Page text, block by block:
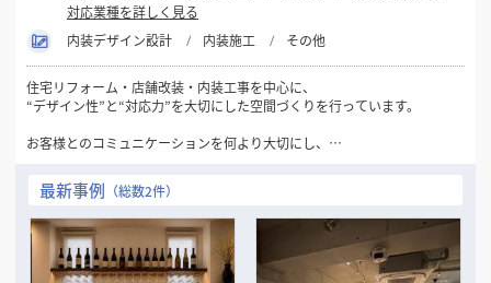
対応業種を詳しく見る
内装デザイン設計
内装施工 その他
住宅リフォーム・店舗改装・内装工事を中心に、
“デザイン性”と“対応力”を大切にした空間づくりを行っています。
お客様とのコミュニケーションを何より大切にし、
「まず聞いてみたい」という段階でも、
気軽にご相談いただける会社を目指しています。
素材感・照明・導線・使いやすさまで細かく考え、
見た目だけでは終わらない、
実用性のあるご提案を心掛けています。
最新事例 （総数2件）